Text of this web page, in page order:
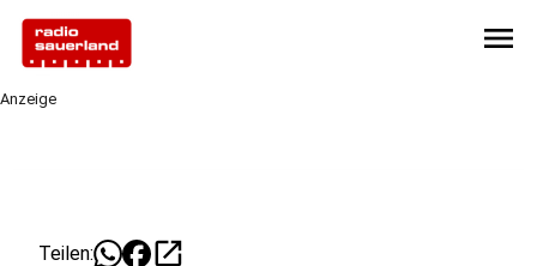
menu
Anzeige
Teilen: open_in_new